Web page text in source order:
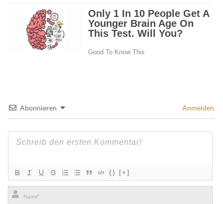
Abonnieren Anmelden
{} [+]